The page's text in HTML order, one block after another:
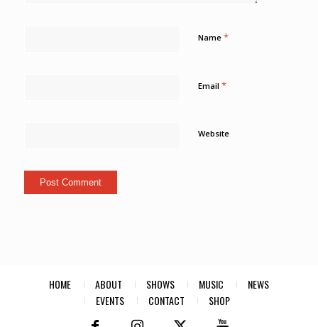
Name *
Email *
Website
HOME ABOUT SHOWS MUSIC
NEWS
EVENTS
CONTACT SHOP